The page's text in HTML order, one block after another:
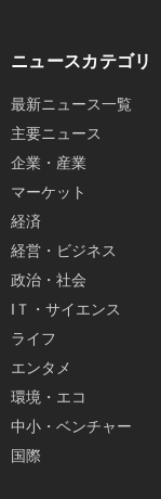
ニュースカテゴリ
最新ニュース一覧
主要ニュース
企業・産業
マーケット
経済
経営・ビジネス
政治・社会
IＴ・サイエンス
ライフ
エンタメ
環境・エコ
中小・ベンチャー
国際